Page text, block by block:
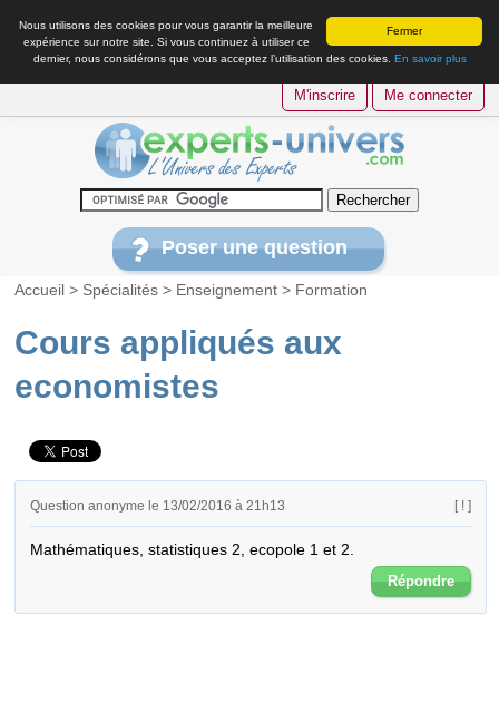
Fermer
Nous utilisons des cookies pour vous garantir la meilleure
expérience sur notre site. Si vous continuez à utiliser ce
dernier, nous considérons que vous acceptez l’utilisation des cookies. En savoir plus
M'inscrire Me connecter
Poser une question
Accueil > Spécialités > Enseignement > Formation
Cours appliqués aux
economistes
Question anonyme le 13/02/2016 à 21h13 [ ! ]
Mathématiques, statistiques 2, ecopole 1 et 2.
Répondre